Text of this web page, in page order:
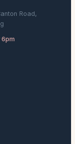
Road,
6pm